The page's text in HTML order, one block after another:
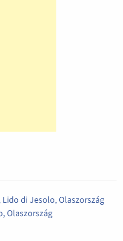
di Jesolo, Olaszország
Olaszország